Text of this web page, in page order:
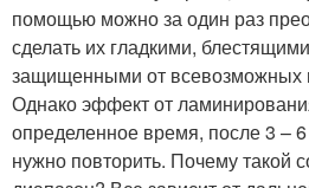
помощью можно за один раз
сделать их гладкими,
защищенными от всевозможных
Однако эффект от
определенное время, после 3 –
нужно повторить. Почему такой